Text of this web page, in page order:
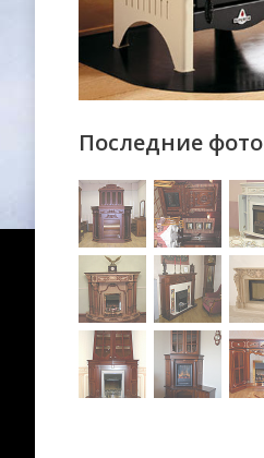
Последние фото